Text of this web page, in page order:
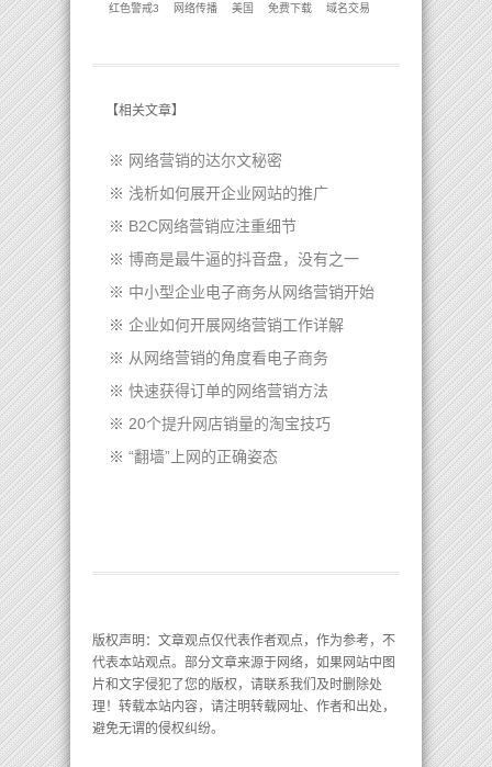
红色警戒3 网络传播 美国 免费下载 域名交易
【相关文章】
※ 网络营销的达尔文秘密
※ 浅析如何展开企业网站的推广
※ B2C网络营销应注重细节
※ 博商是最牛逼的抖音盘，没有之一
※ 中小型企业电子商务从网络营销开始
※ 企业如何开展网络营销工作详解
※ 从网络营销的角度看电子商务
※ 快速获得订单的网络营销方法
※ 20个提升网店销量的淘宝技巧
※ “翻墙”上网的正确姿态
版权声明 ：文章观点仅代表作者观点，作为参考，不
代表本站观点。部分文章来源于网络，如果网站中图
片和文字侵犯了您的版权，请联系我们及时删除处
理！转载本站内容，请注明转载网址、作者和出处，
避免无谓的侵权纠纷。